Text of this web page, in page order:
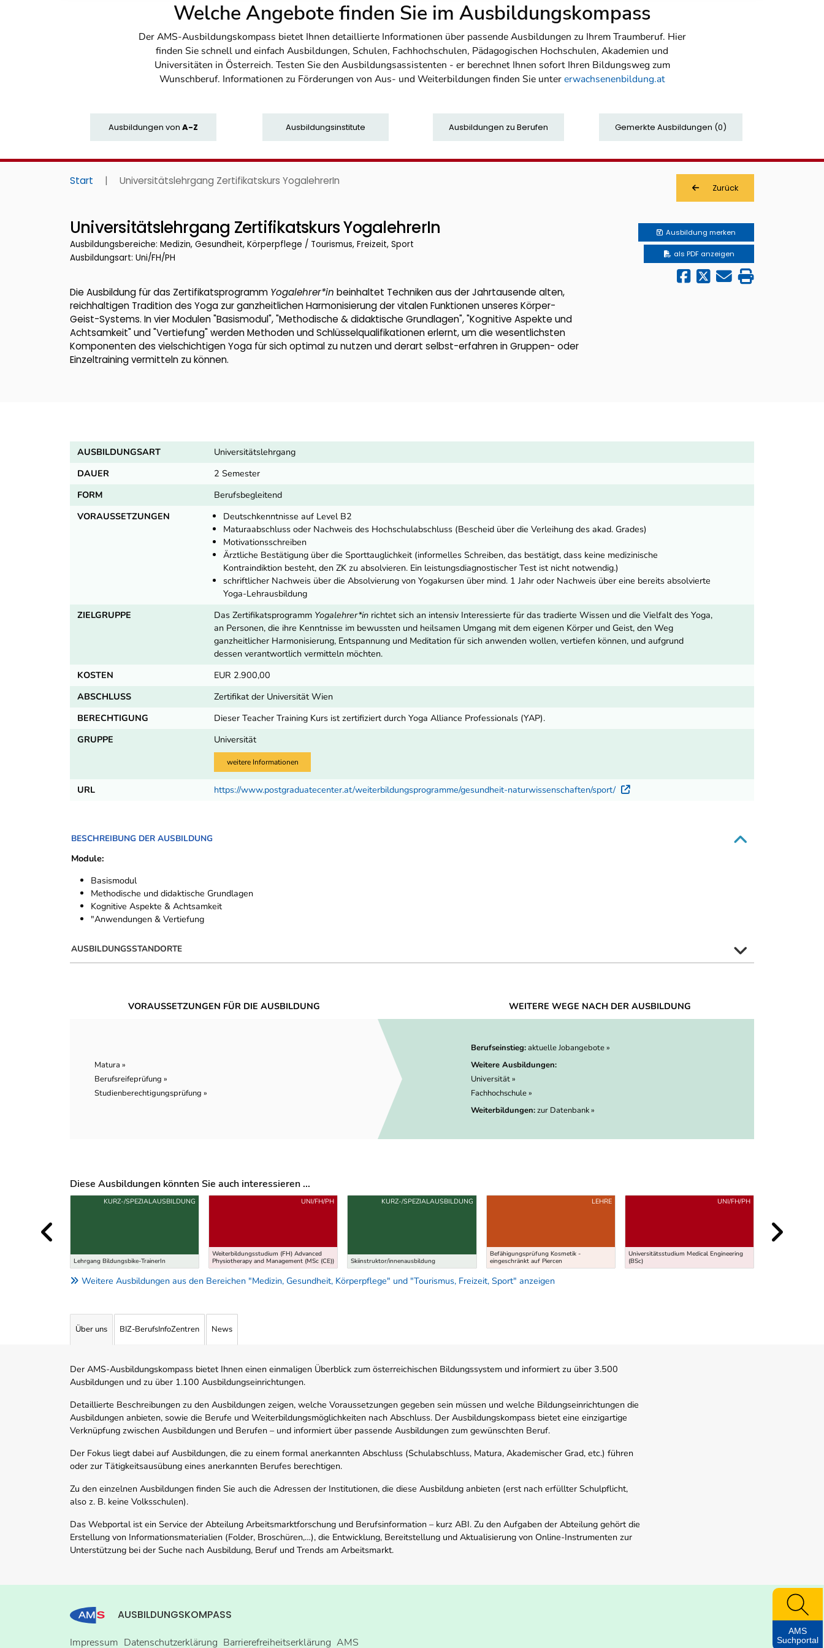
Welche Angebote finden Sie im Ausbildungskompass
Der AMS-Ausbildungskompass bietet Ihnen detaillierte Informationen über passende Ausbildungen zu Ihrem Traumberuf. Hier
finden Sie schnell und einfach Ausbildungen, Schulen, Fachhochschulen, Pädagogischen Hochschulen, Akademien und
Universitäten in Österreich. Testen Sie den Ausbildungsassistenten - er berechnet Ihnen sofort Ihren Bildungsweg zum
Wunschberuf. Informationen zu Förderungen von Aus- und Weiterbildungen finden Sie untererwachsenenbildung.at
Ausbildungen von A-Z Ausbildungsinstitute Ausbildungen zu Berufen Gemerkte Ausbildungen (0)
Start | Universitätslehrgang Zertifikatskurs YogalehrerIn
Zurück
Universitätslehrgang Zertifikatskurs YogalehrerIn
Ausbildungsbereiche: Medizin, Gesundheit, Körperpflege / Tourismus, Freizeit, Sport
Ausbildungsart: Uni/FH/PH
Die Ausbildung für das Zertifikatsprogramm Yogalehrer*in beinhaltet Techniken aus der Jahrtausende alten,
reichhaltigen Tradition des Yoga zur ganzheitlichen Harmonisierung der vitalen Funktionen unseres Körper-
Geist-Systems. In vier Modulen "Basismodul", "Methodische & didaktische Grundlagen", "Kognitive Aspekte und
Achtsamkeit" und "Vertiefung" werden Methoden und Schlüsselqualifikationen erlernt, um die wesentlichsten
Komponenten des vielschichtigen Yoga für sich optimal zu nutzen und derart selbst-erfahren in Gruppen- oder
Einzeltraining vermitteln zu können.
Ausbildung merken
als PDF anzeigen
AUSBILDUNGSART
Universitätslehrgang
DAUER
2 Semester
FORM
Berufsbegleitend
VORAUSSETZUNGEN
Deutschkenntnisse auf Level B2
Maturaabschluss oder Nachweis des Hochschulabschluss (Bescheid über die Verleihung des akad. Grades)
Motivationsschreiben
Ärztliche Bestätigung über die Sporttauglichkeit (informelles Schreiben, das bestätigt, dass keine medizinische
Kontraindiktion besteht, den ZK zu absolvieren. Ein leistungsdiagnostischer Test ist nicht notwendig.)
schriftlicher Nachweis über die Absolvierung von Yogakursen über mind. 1 Jahr oder Nachweis über eine bereits absolvierte
Yoga-Lehrausbildung
ZIELGRUPPE
Das Zertifikatsprogramm Yogalehrer*in richtet sich an intensiv Interessierte für das tradierte Wissen und die Vielfalt des Yoga,
an Personen, die ihre Kenntnisse im bewussten und heilsamen Umgang mit dem eigenen Körper und Geist, den Weg
ganzheitlicher Harmonisierung, Entspannung und Meditation für sich anwenden wollen, vertiefen können, und aufgrund
dessen verantwortlich vermitteln möchten.
KOSTEN
EUR 2.900,00
ABSCHLUSS
Zertifikat der Universität Wien
BERECHTIGUNG
Dieser Teacher Training Kurs ist zertifiziert durch Yoga Alliance Professionals (YAP).
GRUPPE
Universität
weitere Informationen
URL https://www.postgraduatecenter.at/weiterbildungsprogramme/gesundheit-naturwissenschaften/sport/ Externer Link
BESCHREIBUNG DER AUSBILDUNG
Module:
Basismodul
Methodische und didaktische Grundlagen
Kognitive Aspekte & Achtsamkeit
"Anwendungen & Vertiefung
AUSBILDUNGSSTANDORTE
VORAUSSETZUNGEN FÜR DIE AUSBILDUNG
Matura »
Berufsreifeprüfung »
Studienberechtigungsprüfung »
WEITERE WEGE NACH DER AUSBILDUNG
Berufseinstieg:aktuelle Jobangebote »
Weitere Ausbildungen:
Universität »
Fachhochschule »
Weiterbildungen:zur Datenbank »
Diese Ausbildungen könnten Sie auch interessieren ...
Uber weitere Ausbildungsvorschläge
Lehrgang Bildungsbike-TrainerIn
KURZ-/SPEZIALAUSBILDUNG
Weiterbildungsstudium (FH) Advanced
Physiotherapy and Management (MSc (CE))
UNI/FH/PH
Skiinstruktor/innenausbildung
KURZ-/SPEZIALAUSBILDUNG
Befähigungsprüfung Kosmetik -
eingeschränkt auf Piercen
LEHRE
Universitätsstudium Medical Engineering
(BSc)
UNI/FH/PH
Weitere Ausbildungen aus den Bereichen "Medizin, Gesundheit, Körperpflege" und "Tourismus, Freizeit, Sport" anzeigen
Über uns BIZ-BerufsInfoZentren News
Der AMS-Ausbildungskompass bietet Ihnen einen einmaligen Überblick zum österreichischen Bildungssystem und informiert zu über 3.500
Ausbildungen und zu über 1.100 Ausbildungseinrichtungen.
Detaillierte Beschreibungen zu den Ausbildungen zeigen, welche Voraussetzungen gegeben sein müssen und welche Bildungseinrichtungen die
Ausbildungen anbieten, sowie die Berufe und Weiterbildungsmöglichkeiten nach Abschluss. Der Ausbildungskompass bietet eine einzigartige
Verknüpfung zwischen Ausbildungen und Berufen – und informiert über passende Ausbildungen zum gewünschten Beruf.
Der Fokus liegt dabei auf Ausbildungen, die zu einem formal anerkannten Abschluss (Schulabschluss, Matura, Akademischer Grad, etc.) führen
oder zur Tätigkeitsausübung eines anerkannten Berufes berechtigen.
Zu den einzelnen Ausbildungen finden Sie auch die Adressen der Institutionen, die diese Ausbildung anbieten (erst nach erfüllter Schulpflicht,
also z. B. keine Volksschulen).
Das Webportal ist ein Service der Abteilung Arbeitsmarktforschung und Berufsinformation – kurz ABI. Zu den Aufgaben der Abteilung gehört die
Erstellung von Informationsmaterialien (Folder, Broschüren,…), die Entwicklung, Bereitstellung und Aktualisierung von Online-Instrumenten zur
Unterstützung bei der Suche nach Ausbildung, Beruf und Trends am Arbeitsmarkt.
AUSBILDUNGSKOMPASS
Impressum Datenschutzerklärung Barrierefreiheitserklärung AMS
AMS
Suchportal